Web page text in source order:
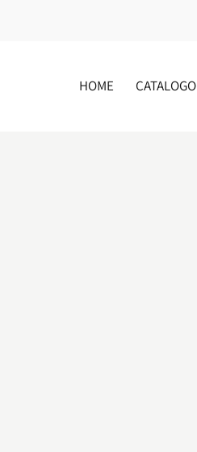
HOME CATALOGO